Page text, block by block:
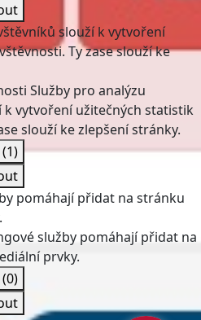
slouží k vytvoření
Ty zase slouží ke
Služby pro analýzu
k vytvoření užitečných statistik
slouží ke zlepšení stránky.
(1)
pomáhají přidat na stránku
služby pomáhají přidat na
prvky.
(0)